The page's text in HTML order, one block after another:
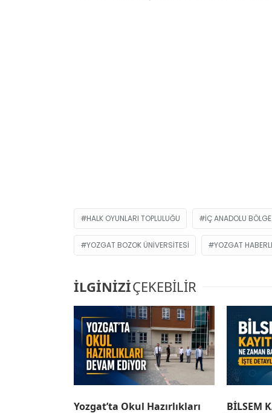
HALK OYUNLARI TOPLULUĞU İÇ ANADOLU
YOZGAT BOZOK ÜNIVERSITESI YOZGAT
İLGİNİZİÇEKEBİLİR
Yozgat’ta Okul Hazırlıkları
BİLSEM